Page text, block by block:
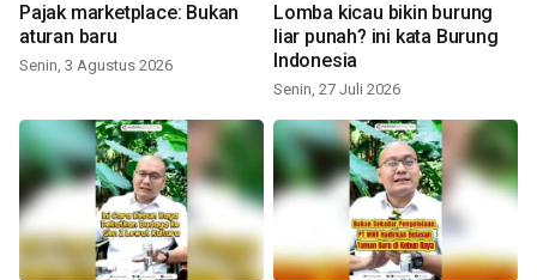
Pajak marketplace: Bukan
aturan baru
Senin, 3 Agustus 2026
Lomba kicau bikin burung
liar punah? ini kata Burung
Indonesia
Senin, 27 Juli 2026